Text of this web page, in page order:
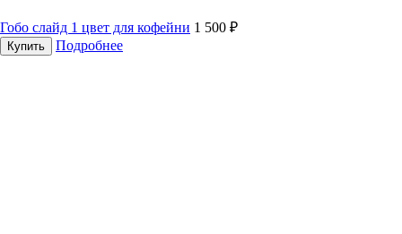
Гобо слайд 1 цвет для кофейни 1 500 ₽
Купить Подробнее